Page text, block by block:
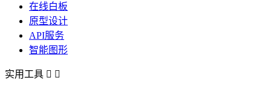
在线白板
原型设计
API服务
智能图形
实用工具  